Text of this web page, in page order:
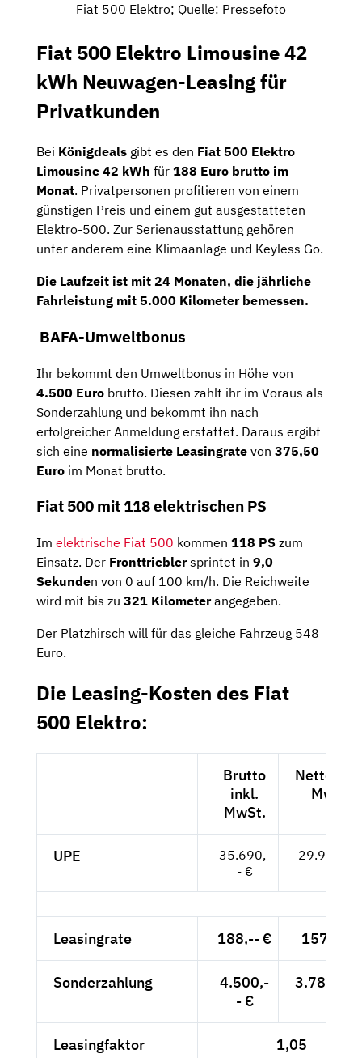
Fiat 500 Elektro; Quelle: Pressefoto
Fiat 500 Elektro Limousine 42
kWh Neuwagen-Leasing für
Privatkunden
Bei Königdeals gibt es den Fiat 500 Elektro
Limousine 42 kWh für 188 Euro brutto im
Monat. Privatpersonen profitieren von einem
günstigen Preis und einem gut ausgestatteten
Elektro-500. Zur Serienausstattung gehören
unter anderem eine Klimaanlage und Keyless Go.
Die Laufzeit ist mit 24 Monaten, die jährliche
Fahrleistung mit 5.000 Kilometerbemessen.
BAFA-Umweltbonus
Ihr bekommt den Umweltbonus in Höhe von
4.500 Euro brutto. Diesen zahlt ihr im Voraus als
Sonderzahlung und bekommt ihn nach
erfolgreicher Anmeldung erstattet. Daraus ergibt
sich eine normalisierte Leasingrate von 375,50
Euro im Monat brutto.
Fiat 500 mit 118 elektrischen PS
Im elektrische Fiat 500 kommen 118 PS zum
Einsatz. Der Fronttrieblersprintet in 9,0
Sekunden von 0 auf 100 km/h. Die Reichweite
wird mit bis zu 321 Kilometerangegeben.
Der Platzhirsch will für das gleiche Fahrzeug 548
Euro.
Die Leasing-Kosten des Fiat
500 Elektro:
Brutto
inkl.
MwSt.
Netto
MwSt.
UPE
35.690,-
- €
29.992,--
Leasingrate 188,-- € 157,98 €
Sonderzahlung
4.500,-
- €
3.781,51
Leasingfaktor 1,05